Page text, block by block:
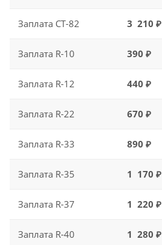
Заплата CT-82 3 210 ₽
Заплата R-10 390 ₽
Заплата R-12 440 ₽
Заплата R-22 670 ₽
Заплата R-33 890 ₽
Заплата R-35 1 170 ₽
Заплата R-37 1 220 ₽
Заплата R-40 1 280 ₽